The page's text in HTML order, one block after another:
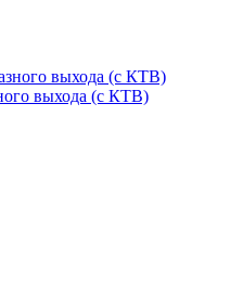
выхода (с КТВ)